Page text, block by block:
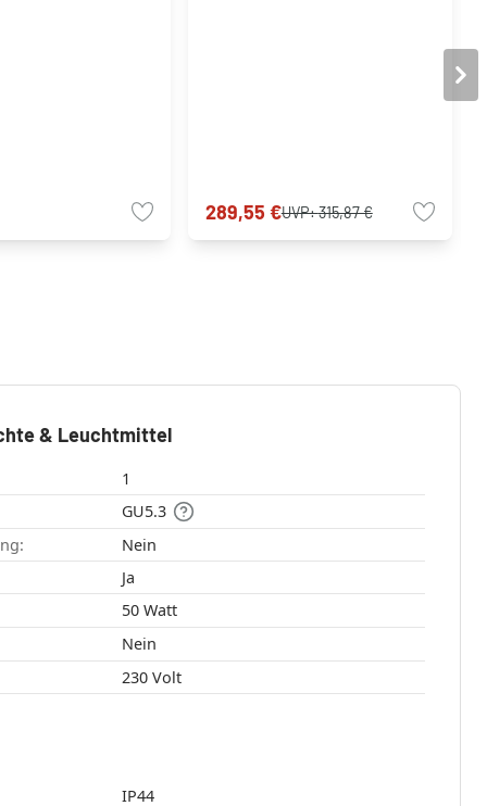
289,55 €UVP:315,87 €
& Leuchtmittel
1
GU5.3
Nein
Ja
50 Watt
Nein
230 Volt
IP44